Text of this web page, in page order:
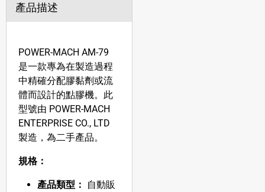
產品描述
POWER-MACH AM-79
是一款專為在製造過程
中精確分配膠黏劑或流
體而設計的點膠機。此
型號由 POWER-MACH
ENTERPRISE CO., LTD
製造，為二手產品。
規格：
產品類型：
自動販